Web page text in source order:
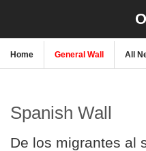
Home General Wall All
Spanish Wall
De los migrantes al